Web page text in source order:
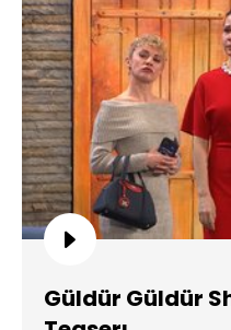
Güldür Güldür